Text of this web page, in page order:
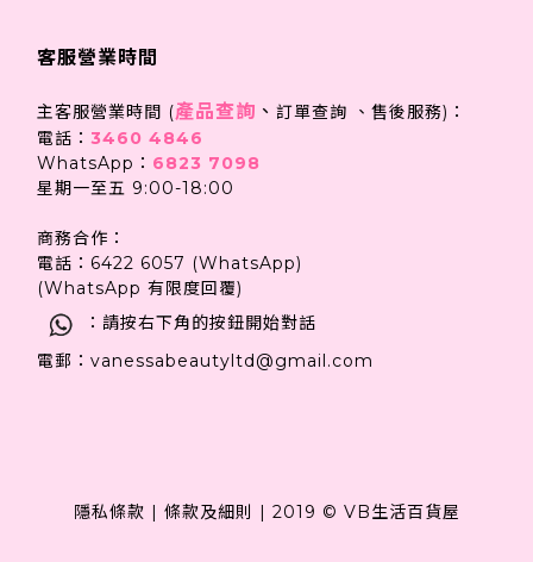
客服營業時間
主客服營業時間 (產品查詢 、 訂單查詢 、售後服務)：
電話： 3460 4846
WhatsApp： 6823 7098
星期一至五 9:00-18:00
商務合作：
電話：6422 6057 (WhatsApp)
(WhatsApp 有限度回覆)
：請按右下角的按鈕開始對話
電郵：vanessabeautyltd@gmail.com
隱私條款 | 條款及細則 | 2019 © VB生活百貨屋